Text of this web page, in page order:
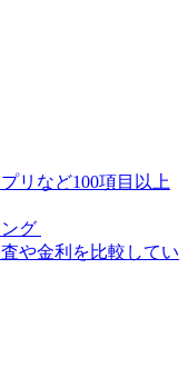
リなど100項目以上
グ
や金利を比較してい